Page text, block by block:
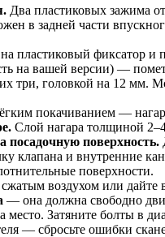
Два пластиковых зажима
в задней части
пластиковый фиксатор и
на вашей версии) —
три, головкой на 12 мм.
покачиванием —
Слой нагара толщиной
посадочную поверхность.
клапана и внутренние
поверхности.
воздухом или дайте
— она должна свободно
место. Затяните болты в
— сбросьте ошибки